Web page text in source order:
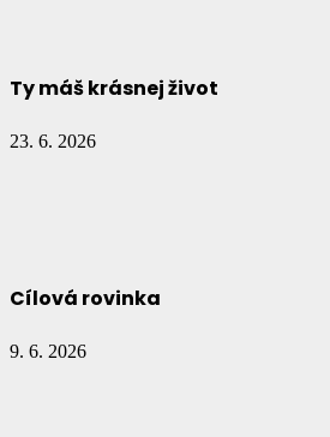
Ty máš krásnej život
23. 6. 2026
Cílová rovinka
9. 6. 2026